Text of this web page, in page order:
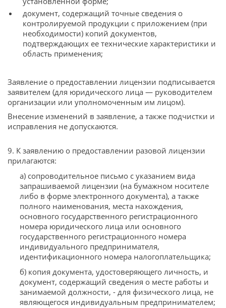
документ, содержащий точные сведения о
контролируемой продукции с приложением (при
необходимости) копий документов,
подтверждающих ее технические характеристики и
область применения;
Заявление о предоставлении лицензии подписывается
заявителем (для юридического лица — руководителем
организации или уполномоченным им лицом).
Внесение изменений в заявление, а также подчистки и
исправления не допускаются.
9. К заявлению о предоставлении разовой лицензии
прилагаются:
а) сопроводительное письмо с указанием вида
запрашиваемой лицензии (на бумажном носителе
либо в форме электронного документа), а также
полного наименования, места нахождения,
основного государственного регистрационного
номера юридического лица или основного
государственного регистрационного номера
индивидуального предпринимателя,
идентификационного номера налогоплательщика;
б) копия документа, удостоверяющего личность, и
документ, содержащий сведения о месте работы и
занимаемой должности, - для физического лица, не
являющегося индивидуальным предпринимателем;